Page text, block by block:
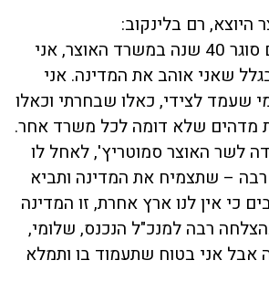
היוצא, רם בלינקוב:
"אני עוד כמה ימים סוגר 40 שנה במשרד האוצר, אני
שאני אוהב את המדינה. אני
שעמד לצידי, כאלו שבחרתי וכאלו
מדהים שלא דומה לכל משרד אחר.
לשר האוצר סמוטריץ', לאחל לו
– שתצמיח את המדינה ותביא
כי אין לנו ארץ אחרת, זו המדינה
רבה למנכ"ל הנכנס, שלומי,
אני בטוח שתעמוד בו ותמלא